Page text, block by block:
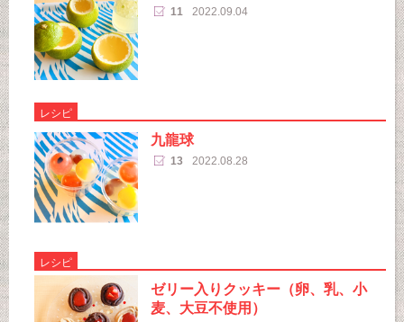
11 2022.09.04
レシピ
九龍球
13 2022.08.28
レシピ
ゼリー入りクッキー（卵、乳、小
麦、大豆不使用）